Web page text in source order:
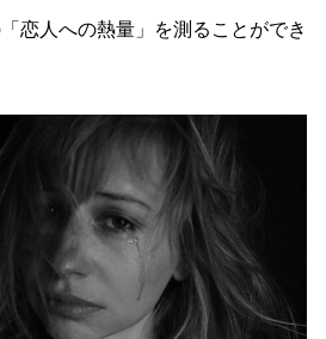
恋人への熱量」を測ることができ